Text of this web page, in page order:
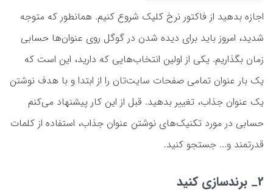
اجازه بدهید از فاکتور نرخ کلیک شروع کنیم. همانطور که متوجه
شدید، امروز باید برای دیده شدن در گوگل روی عنوان‌ها حسابی
زمان بگذاریم. یکی از اولین انتخاب‌هایی که دارید، این است که
یک بار عنوان تمامی صفحات سایت‌تان را از ابتدا و با هدف نوشتن
یک عنوان جذاب، تغییر بدهید. قبل از این کار پیشنهاد می‌کنم
حسابی در مورد تکنیک‌های نوشتن عنوان جذاب، استفاده از کلمات
قدرتمند و... جستجو کنید.
2_ برندسازی کنید